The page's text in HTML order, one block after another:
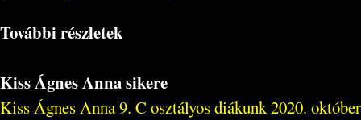
További részletek
Kiss Ágnes Anna sikere
Kiss Ágnes Anna 9. C osztályos diákunk 2020. október